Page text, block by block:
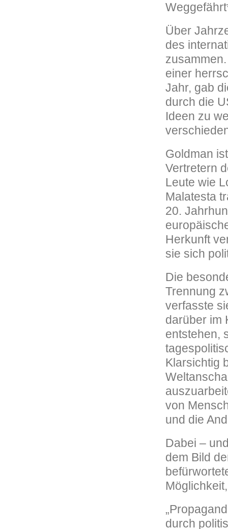
Über
des
einer
Jahr, gab
durch die
Ideen zu
Goldman
Vertretern
Leute wie
Malatesta
20.
Herkunft
sie sich
Die
Trennung
verfasste
darüber im
entstehen,
Klarsichtig
von
und die
Dabei –
dem Bild
durch